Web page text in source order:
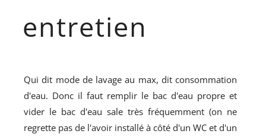
entretien
Qui dit mode de lavage au max, dit consommation
d'eau. Donc il faut remplir le bac d'eau propre et
vider le bac d'eau sale très fréquemment (on ne
regrette pas de l'avoir installé à côté d'un WC et d'un